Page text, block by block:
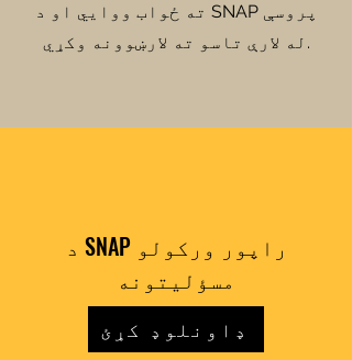
ته ځواب ووایي او د SNAP پروسې
له لارې تاسو ته لارښوونه وکړي.
د SNAP راپور ورکولو
مسؤلیتونه
ډاونلوډ کړئ